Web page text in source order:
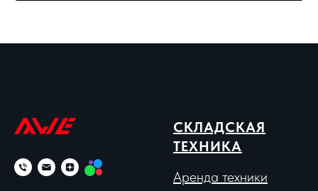
СКЛАДСКАЯ
ТЕХНИКА
Аренда техники